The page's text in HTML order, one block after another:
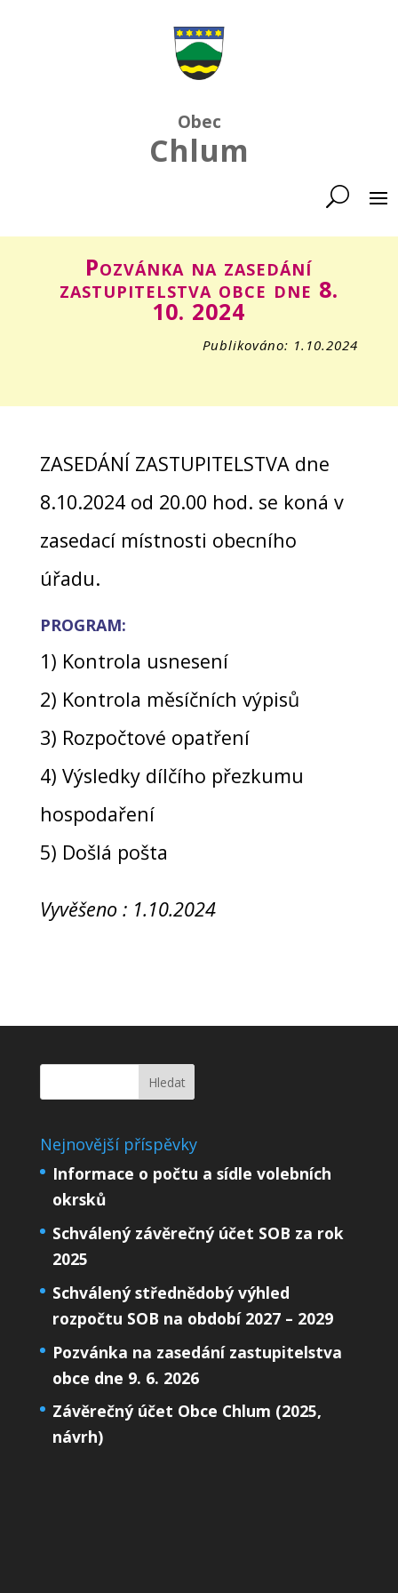
Obec
Chlum
Pozvánka na zasedání
zastupitelstva obce dne 8.
10. 2024
Publikováno: 1.10.2024
ZASEDÁNÍ ZASTUPITELSTVA dne
8.10.2024 od 20.00 hod. se koná v
zasedací místnosti obecního
úřadu.
PROGRAM:
1) Kontrola usnesení
2) Kontrola měsíčních výpisů
3) Rozpočtové opatření
4) Výsledky dílčího přezkumu
hospodaření
5) Došlá pošta
Vyvěšeno : 1.10.2024
Nejnovější příspěvky
Informace o počtu a sídle volebních
okrsků
Schválený závěrečný účet SOB za rok
2025
Schválený střednědobý výhled
rozpočtu SOB na období 2027 – 2029
Pozvánka na zasedání zastupitelstva
obce dne 9. 6. 2026
Závěrečný účet Obce Chlum (2025,
návrh)